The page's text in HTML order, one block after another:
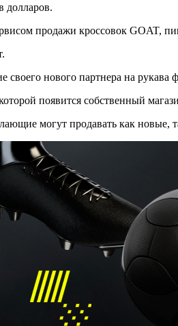
долларов.
продажи кроссовок GOAT,
нового партнера на
появится собственный
могут продавать как